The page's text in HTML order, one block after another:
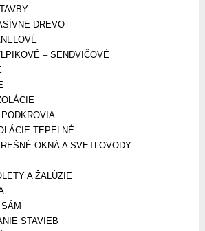
DREVO
– SENDVIČOVÉ
TEPELNÉ
OKNÁ A SVETLOVODY
A ŽALÚZIE
STAVIEB